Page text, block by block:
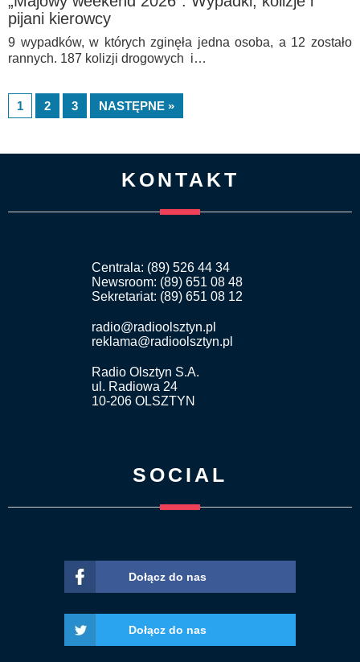
pijani kierowcy
9 wypadków, w których zginęła jedna osoba, a 12 zostało
rannych. 187 kolizji drogowych i…
1 2 3 NASTĘPNE »
KONTAKT
Centrala: (89) 526 44 34
Newsroom: (89) 651 08 48
Sekretariat: (89) 651 08 12
radio@radioolsztyn.pl
reklama@radioolsztyn.pl
Radio Olsztyn S.A.
ul. Radiowa 24
10-206 OLSZTYN
SOCIAL
Dołącz do nas
Dołącz do nas